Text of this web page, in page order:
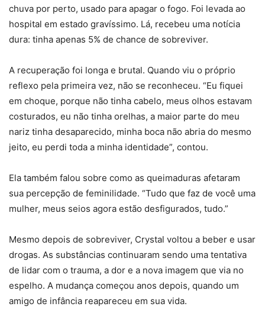
chuva por perto, usado para apagar o fogo. Foi levada ao
hospital em estado gravíssimo. Lá, recebeu uma notícia
dura: tinha apenas 5% de chance de sobreviver.
A recuperação foi longa e brutal. Quando viu o próprio
reflexo pela primeira vez, não se reconheceu. “Eu fiquei
em choque, porque não tinha cabelo, meus olhos estavam
costurados, eu não tinha orelhas, a maior parte do meu
nariz tinha desaparecido, minha boca não abria do mesmo
jeito, eu perdi toda a minha identidade”, contou.
Ela também falou sobre como as queimaduras afetaram
sua percepção de feminilidade. “Tudo que faz de você uma
mulher, meus seios agora estão desfigurados, tudo.”
Mesmo depois de sobreviver, Crystal voltou a beber e usar
drogas. As substâncias continuaram sendo uma tentativa
de lidar com o trauma, a dor e a nova imagem que via no
espelho. A mudança começou anos depois, quando um
amigo de infância reapareceu em sua vida.